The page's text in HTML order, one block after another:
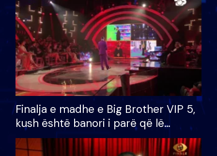
Finalja e madhe e Big Brother VIP 5,
kush është banori i parë që lë
shtëpinë dhe humb mundësinë për
të fituar çmimin e madh